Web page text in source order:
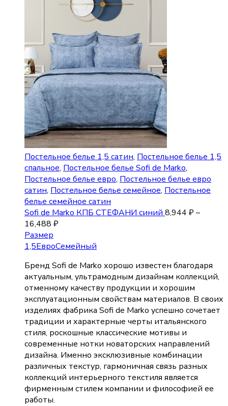
Постельное белье 1,5 сатин, Постельное белье 1,5
спальное, Постельное белье Sofi de Marko,
Постельное белье евро, Постельное белье евро
сатин, Постельное белье семейное, Постельное
белье семейное сатин
Sofi de Marko КПБ СТЕФАНИ синий 8,944 ₽–
16,488 ₽
Размер
1,5ЕвроСемейный
Бренд Sofi de Marko хорошо известен благодаря
актуальным, ультрамодным дизайнам коллекций,
отменному качеству продукции и хорошим
эксплуатационным свойствам материалов. В своих
изделиях фабрика Sofi de Marko успешно сочетает
традиции и характерные черты итальянского
стиля, роскошные классические мотивы и
современные нотки новаторских направлений
дизайна. Именно эксклюзивные комбинации
различных текстур, гармоничная связь разных
коллекций интерьерного текстиля является
фирменным стилем компании и философией ее
работы.